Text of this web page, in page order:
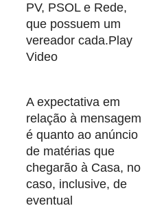
PV, PSOL e Rede,
que possuem um
vereador cada.Play
Video
A expectativa em
relação à mensagem
é quanto ao anúncio
de matérias que
chegarão à Casa, no
caso, inclusive, de
eventual